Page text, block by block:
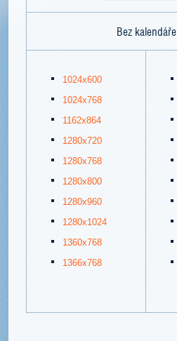
Bez kalendáře
1024x600
1024x768
1162x864
1280x720
1280x768
1280x800
1280x960
1280x1024
1360x768
1366x768